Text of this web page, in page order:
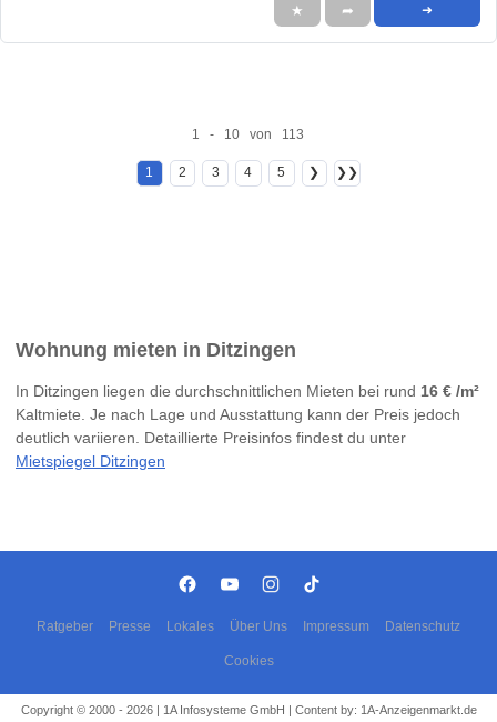
★ ➦ ➜
1 - 10 von 113
1 2 3 4 5 ❯ ❯❯
Wohnung mieten in Ditzingen
In Ditzingen liegen die durchschnittlichen Mieten bei rund 16 € /m²
Kaltmiete. Je nach Lage und Ausstattung kann der Preis jedoch
deutlich variieren. Detaillierte Preisinfos findest du unter
Mietspiegel Ditzingen
Ratgeber Presse Lokales Über Uns Impressum Datenschutz
Cookies
Copyright © 2000 - 2026 | 1A Infosysteme GmbH | Content by: 1A-Anzeigenmarkt.de